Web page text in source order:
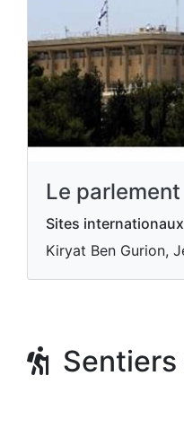
Le
Sites internationaux
Kiryat Ben Gurion,